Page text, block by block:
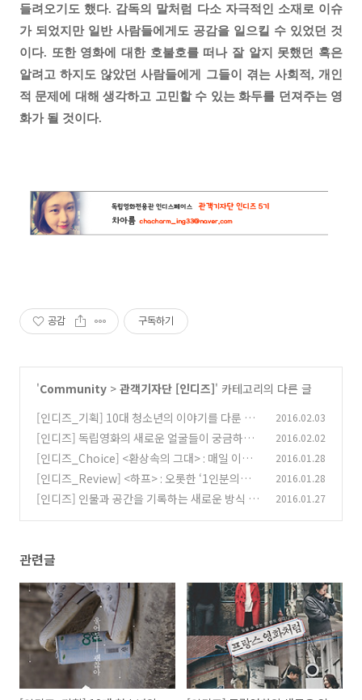
들려오기도 했다. 감독의 말처럼 다소 자극적인 소재로 이슈
가 되었지만 일반 사람들에게도 공감을 일으킬 수 있었던 것
이다. 또한 영화에 대한 호불호를 떠나 잘 알지 못했던 혹은
알려고 하지도 않았던 사람들에게 그들이 겪는 사회적, 개인
적 문제에 대해 생각하고 고민할 수 있는 화두를 던져주는 영
화가 될 것이다.
공감 구독하기
'Community > 관객기자단 [인디즈]' 카테고리의 다른 글
[인디즈_기획] 10대 청소년의 이야기를 다룬 영
화 : 우정과 사랑 그리고 성장
(0)
2016.02.03
[인디즈] 독립영화의 새로운 얼굴들이 궁금하다
면 주목, 연기학도들은 더욱 주목! <프랑스 영화
처럼> 인디토크(GV) 기록
(0)
2016.02.02
[인디즈_Choice] <환상속의 그대> : 매일 이별
하며 살고 있구나
(0)
2016.01.28
[인디즈_Review] <하프> : 오롯한 ‘1인분의
삶’을 위한 투쟁 (0)
2016.01.28
[인디즈] 인물과 공간을 기록하는 새로운 방식 <
2016.01.27
관련글